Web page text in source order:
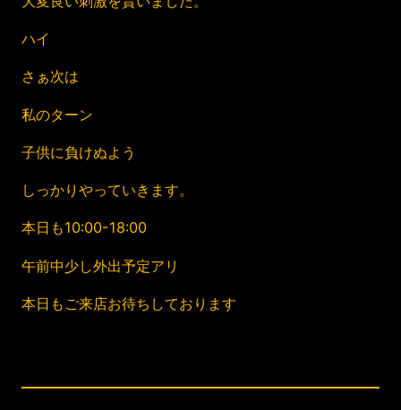
ハイ
さぁ次は
私のターン
子供に負けぬよう
しっかりやっていきます。
本日も10:00-18:00
午前中少し外出予定アリ
本日もご来店お待ちしております